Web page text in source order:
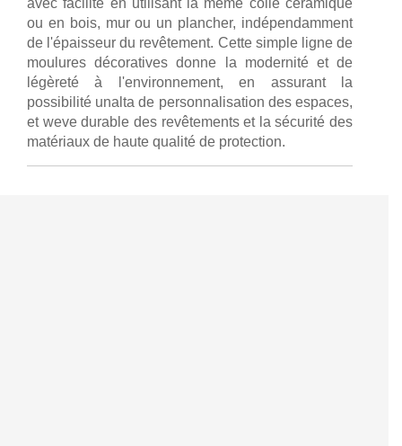
ou en bois, mur ou un plancher, indépendamment
de l'épaisseur du revêtement. Cette simple ligne de
moulures décoratives donne la modernité et de
légèreté à l'environnement, en assurant la
possibilité unalta de personnalisation des espaces,
et weve durable des revêtements et la sécurité des
matériaux de haute qualité de protection.